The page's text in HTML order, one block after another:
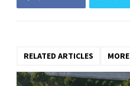
RELATED ARTICLES